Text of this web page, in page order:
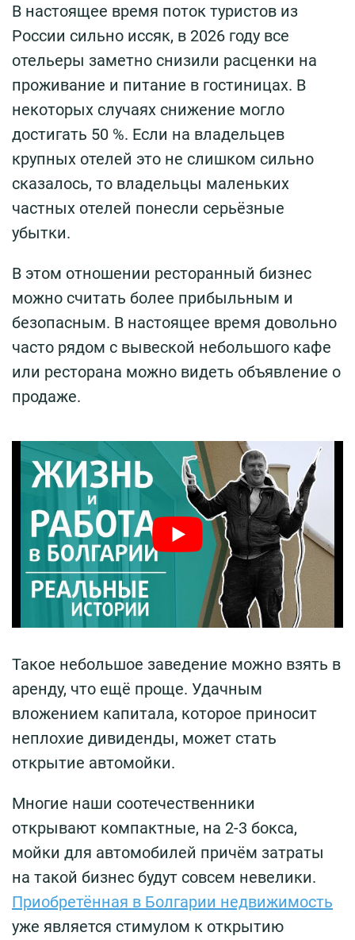
В настоящее время поток туристов из
России сильно иссяк, в 2026 году все
отельеры заметно снизили расценки на
проживание и питание в гостиницах. В
некоторых случаях снижение могло
достигать 50 %. Если на владельцев
крупных отелей это не слишком сильно
сказалось, то владельцы маленьких
частных отелей понесли серьёзные
убытки.
В этом отношении ресторанный бизнес
можно считать более прибыльным и
безопасным. В настоящее время довольно
часто рядом с вывеской небольшого кафе
или ресторана можно видеть объявление о
продаже.
Такое небольшое заведение можно взять в
аренду, что ещё проще. Удачным
вложением капитала, которое приносит
неплохие дивиденды, может стать
открытие автомойки.
Многие наши соотечественники
открывают компактные, на 2-3 бокса,
мойки для автомобилей причём затраты
на такой бизнес будут совсем невелики.
Приобретённая в Болгарии недвижимость
уже является стимулом к открытию